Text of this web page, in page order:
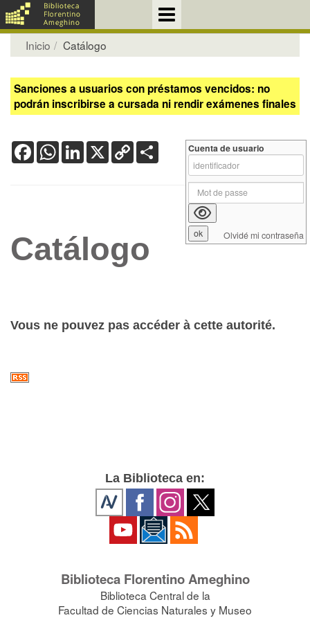
Inicio Catálogo
Sanciones a usuarios con préstamos vencidos: no
podrán inscribirse a cursada ni rendir exámenes finales
FacebookWhatsApp
LinkedIn
X Copy
Link
Catálogo
Vous ne pouvez pas accéder à cette autorité.
Cuenta de usuario
Olvidé mi contraseña
La Biblioteca en:
Biblioteca Florentino Ameghino
Biblioteca Central de la
Facultad de Ciencias Naturales y Museo